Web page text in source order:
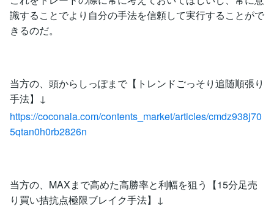
識することでより自分の手法を信頼して実行することがで
きるのだ。
当方の、頭からしっぽまで【トレンドごっそり追随順張り
手法】↓
https://coconala.com/contents_market/articles/cmdz938j70
5qtan0h0rb2826n
当方の、MAXまで高めた高勝率と利幅を狙う【15分足売
り買い拮抗点極限ブレイク手法】↓